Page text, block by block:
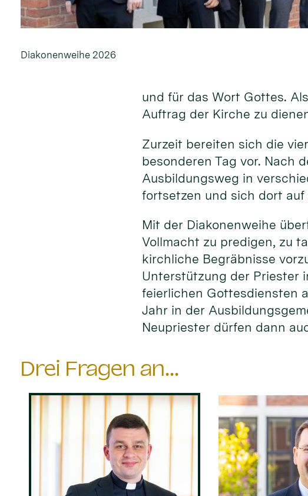
Diakonenweihe 2026
und für das Wort Gottes.
Auftrag der Kirche zu
Zurzeit bereiten sich die
besonderen Tag vor. Nach
Ausbildungsweg in
fortsetzen und sich dort
Mit der Diakonenweihe
Vollmacht zu predigen, zu
kirchliche Begräbnisse
Unterstützung der Priester
feierlichen Gottesdiensten
Jahr in der
Neupriester dürfen dann
Drei Fragen an...